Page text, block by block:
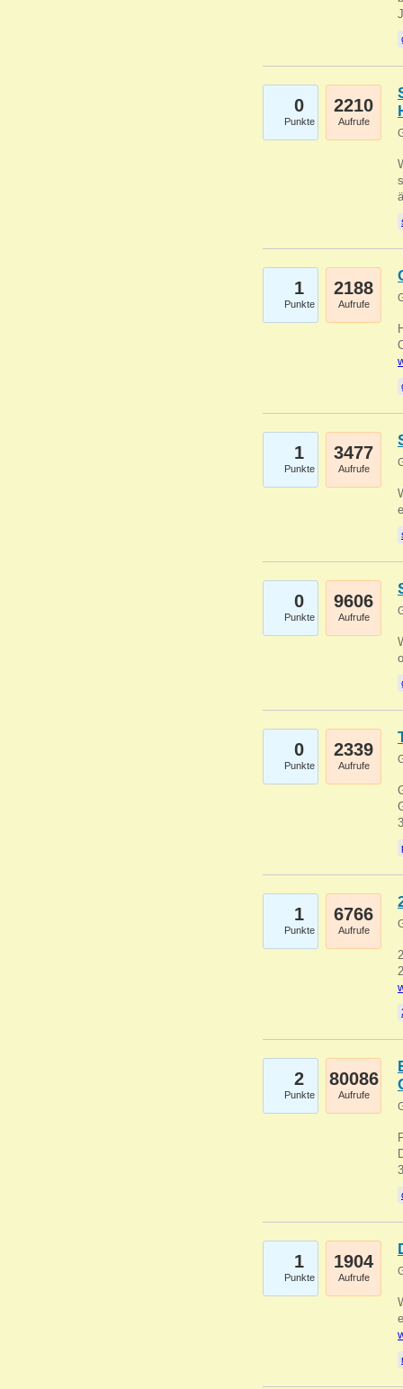
0
Punkte
2210
Aufrufe
1
Punkte
2188
Aufrufe
1
Punkte
3477
Aufrufe
0
Punkte
9606
Aufrufe
0
Punkte
2339
Aufrufe
1
Punkte
6766
Aufrufe
2
Punkte
80086
Aufrufe
1
Punkte
1904
Aufrufe